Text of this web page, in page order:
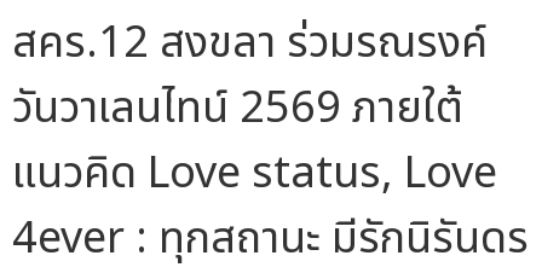
สคร.12 สงขลา ร่วมรณรงค์
วันวาเลนไทน์ 2569 ภายใต้
แนวคิด Love status, Love
4ever : ทุกสถานะ มีรักนิรันดร